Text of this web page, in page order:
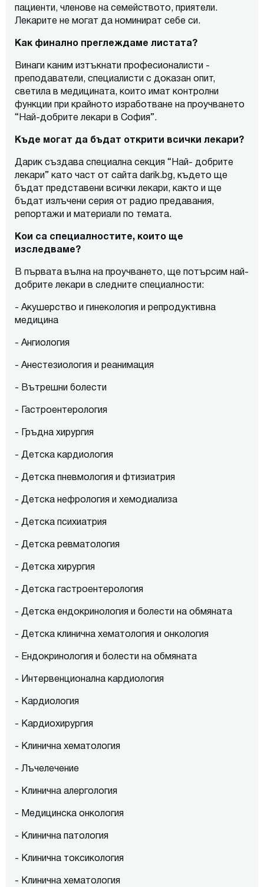
пациенти, членове на семейството, приятели.
Лекарите не могат да номинират себе си.
Как финално преглеждаме листата?
Винаги каним изтъкнати професионалисти -
преподаватели, специалисти с доказан опит,
светила в медицината, които имат контролни
функции при крайното изработване на проучването
“Най-добрите лекари в София”.
Къде могат да бъдат открити всички лекари?
Дарик създава специална секция “Най- добрите
лекари” като част от сайта darik.bg, където ще
бъдат представени всички лекари, както и ще
бъдат излъчени серия от радио предавания,
репортажи и материали по темата.
Кои са специалностите, които ще
изследваме?
В първата вълна на проучването, ще потърсим най-
добрите лекари в следните специалности:
- Акушерство и гинекология и репродуктивна
медицина
- Ангиология
- Анестезиология и реанимация
- Вътрешни болести
- Гастроентерология
- Гръдна хирургия
- Детска кардиология
- Детска пневмология и фтизиатрия
- Детска нефрология и хемодиализа
- Детска психиатрия
- Детска ревматология
- Детска хирургия
- Детска гастроентерология
- Детска ендокринология и болести на обмяната
- Детска клинична хематология и онкология
- Ендокринология и болести на обмяната
- Интервенционална кардиология
- Кардиология
- Кардиохирургия
- Клинична хематология
- Лъчелечение
- Клинична алергология
- Медицинска онкология
- Клинична патология
- Клинична токсикология
- Клинична хематология